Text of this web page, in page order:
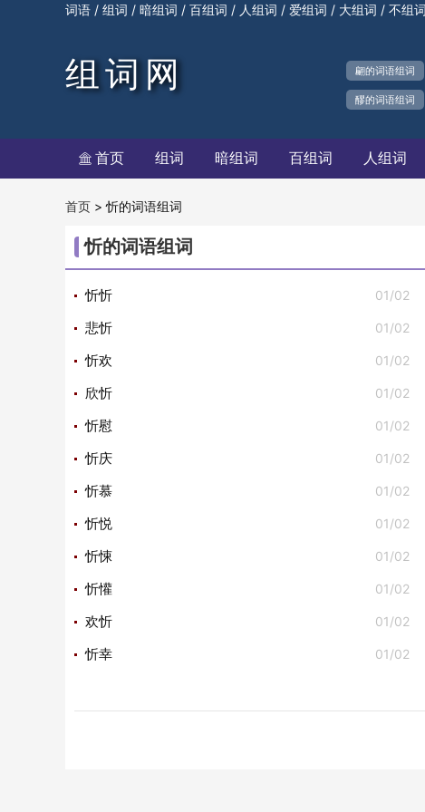
词语 / 组词 / 暗组词 / 百组词 / 人组词 / 爱组词 / 大组词 / 不组词
组词网 翩的词语组词
醪的词语组词
 首页 组词 暗组词 百组词 人组词
首页 >忻的词语组词
忻的词语组词
01/02
忻忻
01/02
悲忻
01/02
忻欢
01/02
欣忻
01/02
忻慰
01/02
忻庆
01/02
忻慕
01/02
忻悦
01/02
忻悚
01/02
忻懽
01/02
欢忻
01/02
忻幸